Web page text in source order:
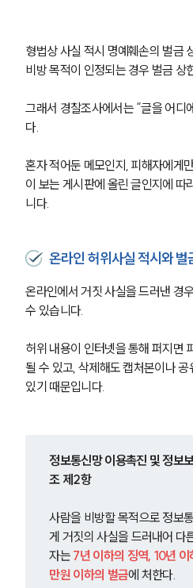
형법상 사실 적시 명예훼손의 벌금
비방 목적이 인정되는 경우 벌금 상
그래서 경찰조사에서는 “글을 어디
다.
혼자 적어둔 메모인지, 피해자에게
이 보는 게시판에 올린 글인지에 따
니다.
온라인 허위사실 적시와 벌
온라인에서 거짓 사실을 드러낸 경
수 있습니다.
허위 내용이 인터넷을 통해 퍼지면
될 수 있고, 삭제해도 캡처본이나
있기 때문입니다.
정보통신망 이용촉진 및 정보
조 제2항
사람을 비방할 목적으로 정보
게 거짓의 사실을 드러내어 다
자는 7년 이하의 징역, 10년
만원 이하의 벌금에 처한다.